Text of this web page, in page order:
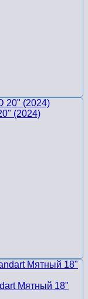
(2024)
Мятный 18"